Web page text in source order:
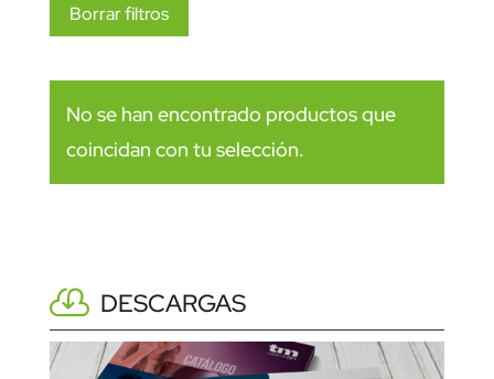
Borrar filtros
No se han encontrado productos que
coincidan con tu selección.
DESCARGAS